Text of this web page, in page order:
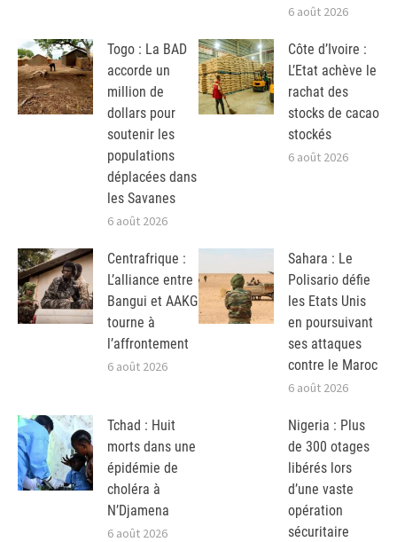
6 août 2026
Togo : La BAD
accorde un
million de
dollars pour
soutenir les
populations
déplacées dans
les Savanes
6 août 2026
Côte d’Ivoire :
L’Etat achève le
rachat des
stocks de cacao
stockés
6 août 2026
Centrafrique :
L’alliance entre
Bangui et AAKG
tourne à
l’affrontement
6 août 2026
Sahara : Le
Polisario défie
les Etats Unis
en poursuivant
ses attaques
contre le Maroc
6 août 2026
Tchad : Huit
morts dans une
épidémie de
choléra à
N’Djamena
6 août 2026
Nigeria : Plus
de 300 otages
libérés lors
d’une vaste
opération
sécuritaire